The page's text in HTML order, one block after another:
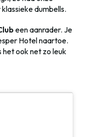
dumbells.
een aanrader. Je
Hotel naartoe.
het ook net zo leuk